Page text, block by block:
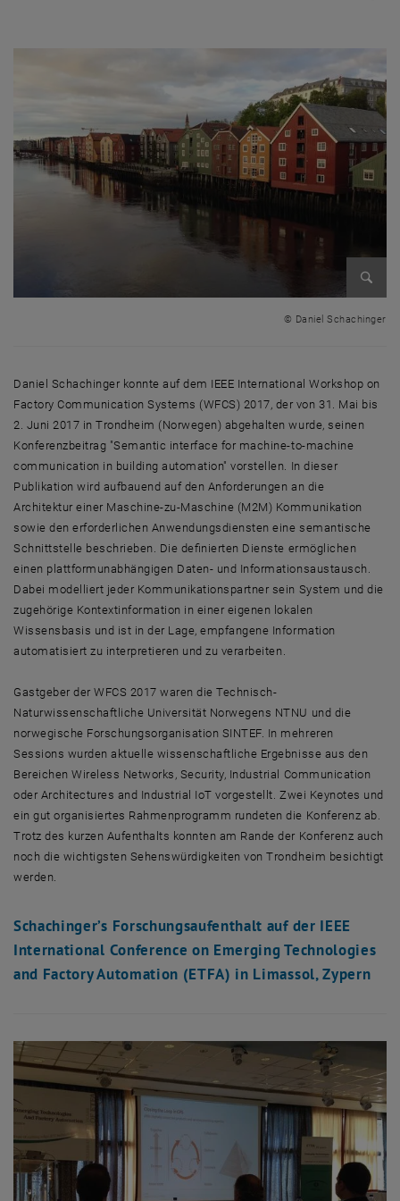
© Daniel Schachinger
Daniel Schachinger konnte auf dem IEEE International Workshop on
Factory Communication Systems (WFCS) 2017, der von 31. Mai bis
2. Juni 2017 in Trondheim (Norwegen) abgehalten wurde, seinen
Konferenzbeitrag "Semantic interface for machine-to-machine
communication in building automation" vorstellen. In dieser
Publikation wird aufbauend auf den Anforderungen an die
Architektur einer Maschine-zu-Maschine (M2M) Kommunikation
sowie den erforderlichen Anwendungsdiensten eine semantische
Schnittstelle beschrieben. Die definierten Dienste ermöglichen
einen plattformunabhängigen Daten- und Informationsaustausch.
Dabei modelliert jeder Kommunikationspartner sein System und die
zugehörige Kontextinformation in einer eigenen lokalen
Wissensbasis und ist in der Lage, empfangene Information
automatisiert zu interpretieren und zu verarbeiten.
Gastgeber der WFCS 2017 waren die Technisch-
Naturwissenschaftliche Universität Norwegens NTNU und die
norwegische Forschungsorganisation SINTEF. In mehreren
Sessions wurden aktuelle wissenschaftliche Ergebnisse aus den
Bereichen Wireless Networks, Security, Industrial Communication
oder Architectures and Industrial IoT vorgestellt. Zwei Keynotes und
ein gut organisiertes Rahmenprogramm rundeten die Konferenz ab.
Trotz des kurzen Aufenthalts konnten am Rande der Konferenz auch
noch die wichtigsten Sehenswürdigkeiten von Trondheim besichtigt
werden.
Schachinger’s Forschungsaufenthalt auf der IEEE
International Conference on Emerging Technologies
and Factory Automation (ETFA) in Limassol, Zypern